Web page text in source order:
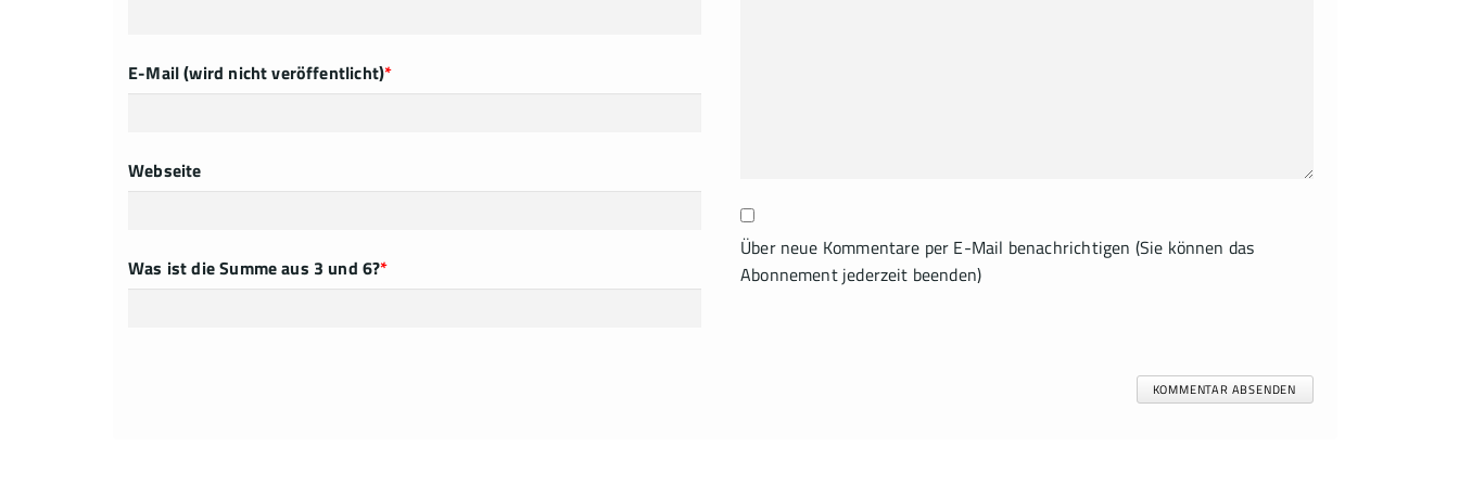
E-Mail (wird nicht veröffentlicht)*
Webseite
Was ist die Summe aus 3 und 6?*
Über neue Kommentare per E-Mail benachrichtigen (Sie können das
Abonnement jederzeit beenden)